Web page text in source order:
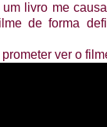
um livro me
de forma
ver o